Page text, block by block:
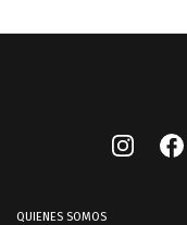
QUIENES SOMOS